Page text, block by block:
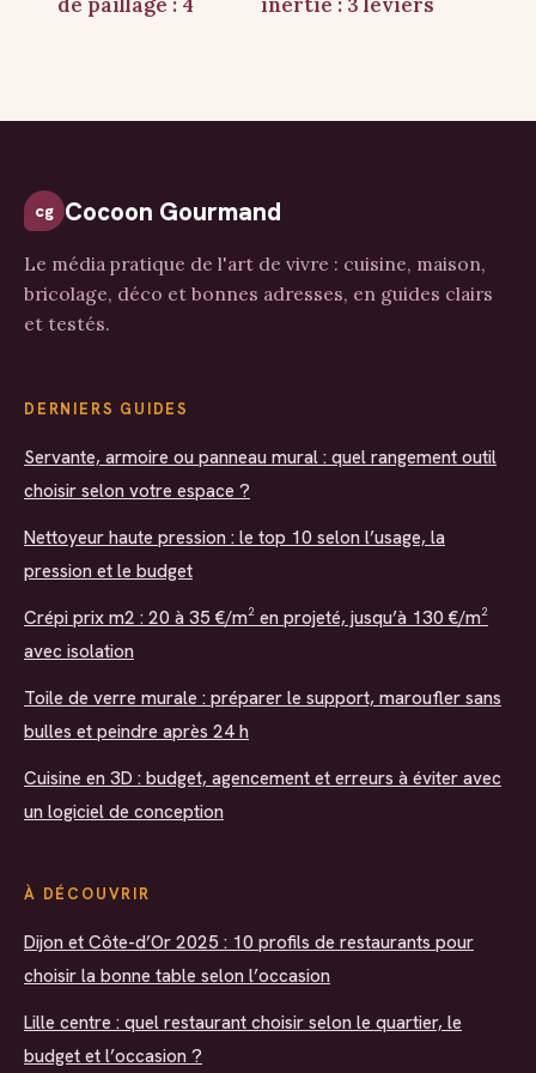
chevauchement
cg Cocoon Gourmand
Le média pratique de l'art de vivre : cuisine, maison,
bricolage, déco et bonnes adresses, en guides clairs
et testés.
DERNIERS GUIDES
Servante, armoire ou panneau mural : quel rangement outil
choisir selon votre espace ?
Nettoyeur haute pression : le top 10 selon l’usage, la
pression et le budget
Crépi prix m2 : 20 à 35 €/m² en projeté, jusqu’à 130 €/m²
avec isolation
Toile de verre murale : préparer le support, maroufler sans
bulles et peindre après 24 h
Cuisine en 3D : budget, agencement et erreurs à éviter avec
un logiciel de conception
À DÉCOUVRIR
Dijon et Côte-d’Or 2025 : 10 profils de restaurants pour
choisir la bonne table selon l’occasion
Lille centre : quel restaurant choisir selon le quartier, le
budget et l’occasion ?